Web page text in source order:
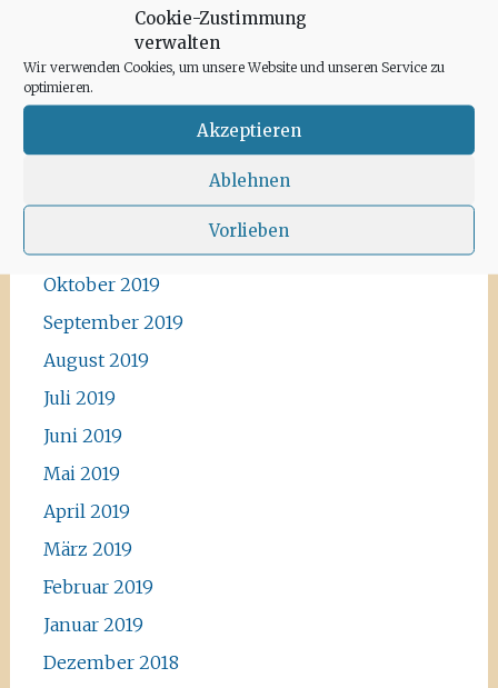
Cookie-Zustimmung
verwalten
Wir verwenden Cookies, um unsere Website und unseren Service zu
optimieren.
Akzeptieren
Ablehnen
Vorlieben
April 2020
März 2020
Dezember 2019
Oktober 2019
September 2019
August 2019
Juli 2019
Juni 2019
Mai 2019
April 2019
März 2019
Februar 2019
Januar 2019
Dezember 2018